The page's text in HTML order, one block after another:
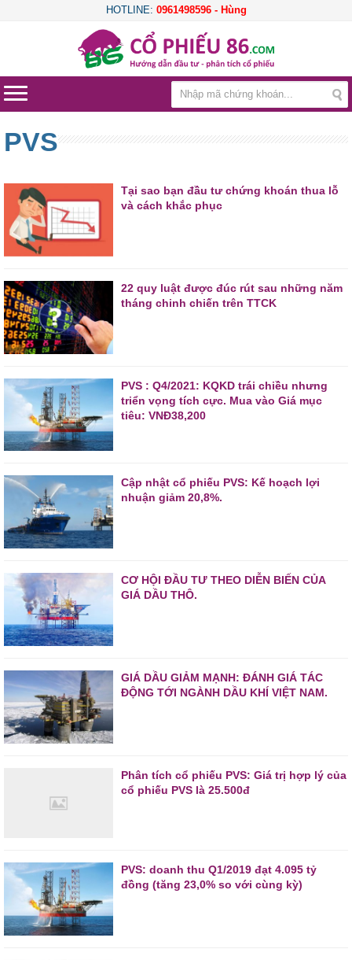
HOTLINE: 0961498596 - Hùng
PVS
Tại sao bạn đầu tư chứng khoán thua lỗ
và cách khắc phục
22 quy luật được đúc rút sau những năm
tháng chinh chiến trên TTCK
PVS : Q4/2021: KQKD trái chiều nhưng
triển vọng tích cực. Mua vào Giá mục
tiêu: VNĐ38,200
Cập nhật cổ phiếu PVS: Kế hoạch lợi
nhuận giảm 20,8%.
CƠ HỘI ĐẦU TƯ THEO DIỄN BIẾN CỦA
GIÁ DẦU THÔ.
GIÁ DẦU GIẢM MẠNH: ĐÁNH GIÁ TÁC
ĐỘNG TỚI NGÀNH DẦU KHÍ VIỆT NAM.
Phân tích cổ phiếu PVS: Giá trị hợp lý của
cổ phiếu PVS là 25.500đ
PVS: doanh thu Q1/2019 đạt 4.095 tỷ
đồng (tăng 23,0% so với cùng kỳ)